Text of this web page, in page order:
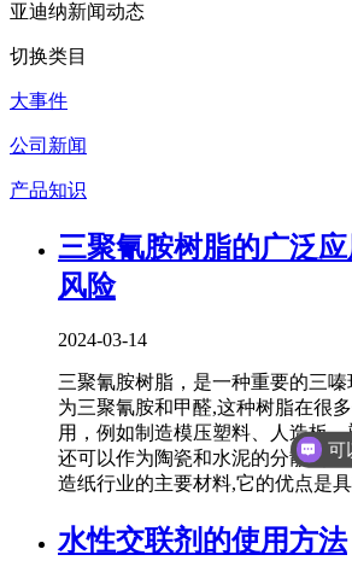
亚迪纳新闻动态
切换类目
大事件
公司新闻
产品知识
三聚氰胺树脂的广泛
风险
2024-03-14
三聚氰胺树脂，是一种重要的三
为三聚氰胺和甲醛,这种树脂在很
用，例如制造模压塑料、人造板
还可以作为陶瓷和水泥的分散剂、
造纸行业的主要材料,它的优点是
水性交联剂的使用方法